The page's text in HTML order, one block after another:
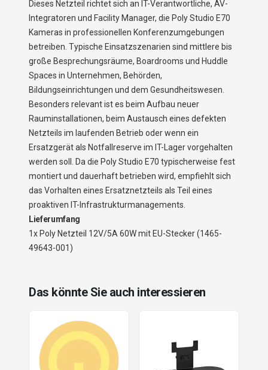
Dieses Netzteil richtet sich an IT-Verantwortliche, AV-
Integratoren und Facility Manager, die Poly Studio E70
Kameras in professionellen Konferenzumgebungen
betreiben. Typische Einsatzszenarien sind mittlere bis
große Besprechungsräume, Boardrooms und Huddle
Spaces in Unternehmen, Behörden,
Bildungseinrichtungen und dem Gesundheitswesen.
Besonders relevant ist es beim Aufbau neuer
Rauminstallationen, beim Austausch eines defekten
Netzteils im laufenden Betrieb oder wenn ein
Ersatzgerät als Notfallreserve im IT-Lager vorgehalten
werden soll. Da die Poly Studio E70 typischerweise fest
montiert und dauerhaft betrieben wird, empfiehlt sich
das Vorhalten eines Ersatznetzteils als Teil eines
proaktiven IT-Infrastrukturmanagements.
Lieferumfang
1x Poly Netzteil 12V/5A 60W mit EU-Stecker (1465-
49643-001)
Das könnte Sie auch interessieren